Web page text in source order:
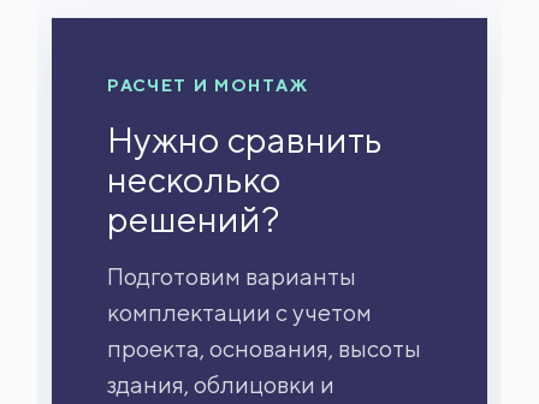
РАСЧЕТ И МОНТАЖ
Нужно сравнить
несколько
решений?
Подготовим варианты
комплектации с учетом
проекта, основания, высоты
здания, облицовки и